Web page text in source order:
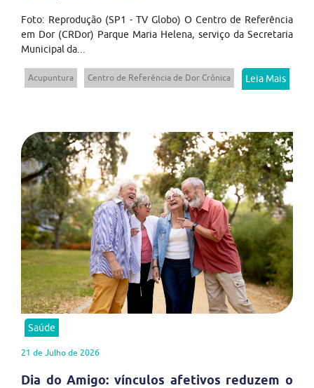
Foto: Reprodução (SP1 - TV Globo) O Centro de Referência
em Dor (CRDor) Parque Maria Helena, serviço da Secretaria
Municipal da...
Acupuntura Centro de Referência de Dor Crônica Leia Mais
Saúde
21 de Julho de 2026
Dia do Amigo: vínculos afetivos reduzem o